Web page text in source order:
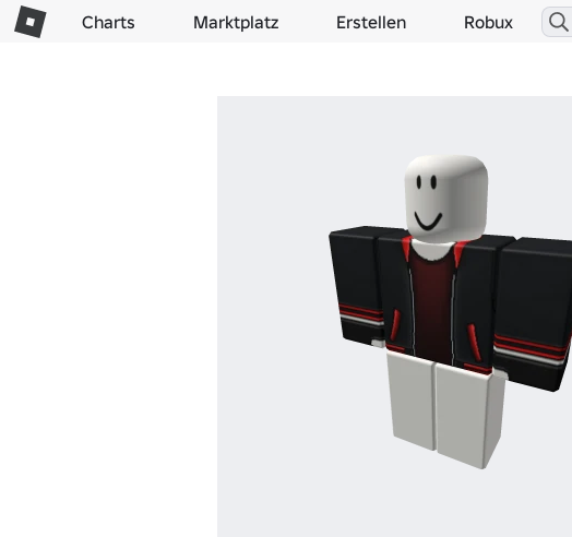
Charts Marktplatz Erstellen Robux